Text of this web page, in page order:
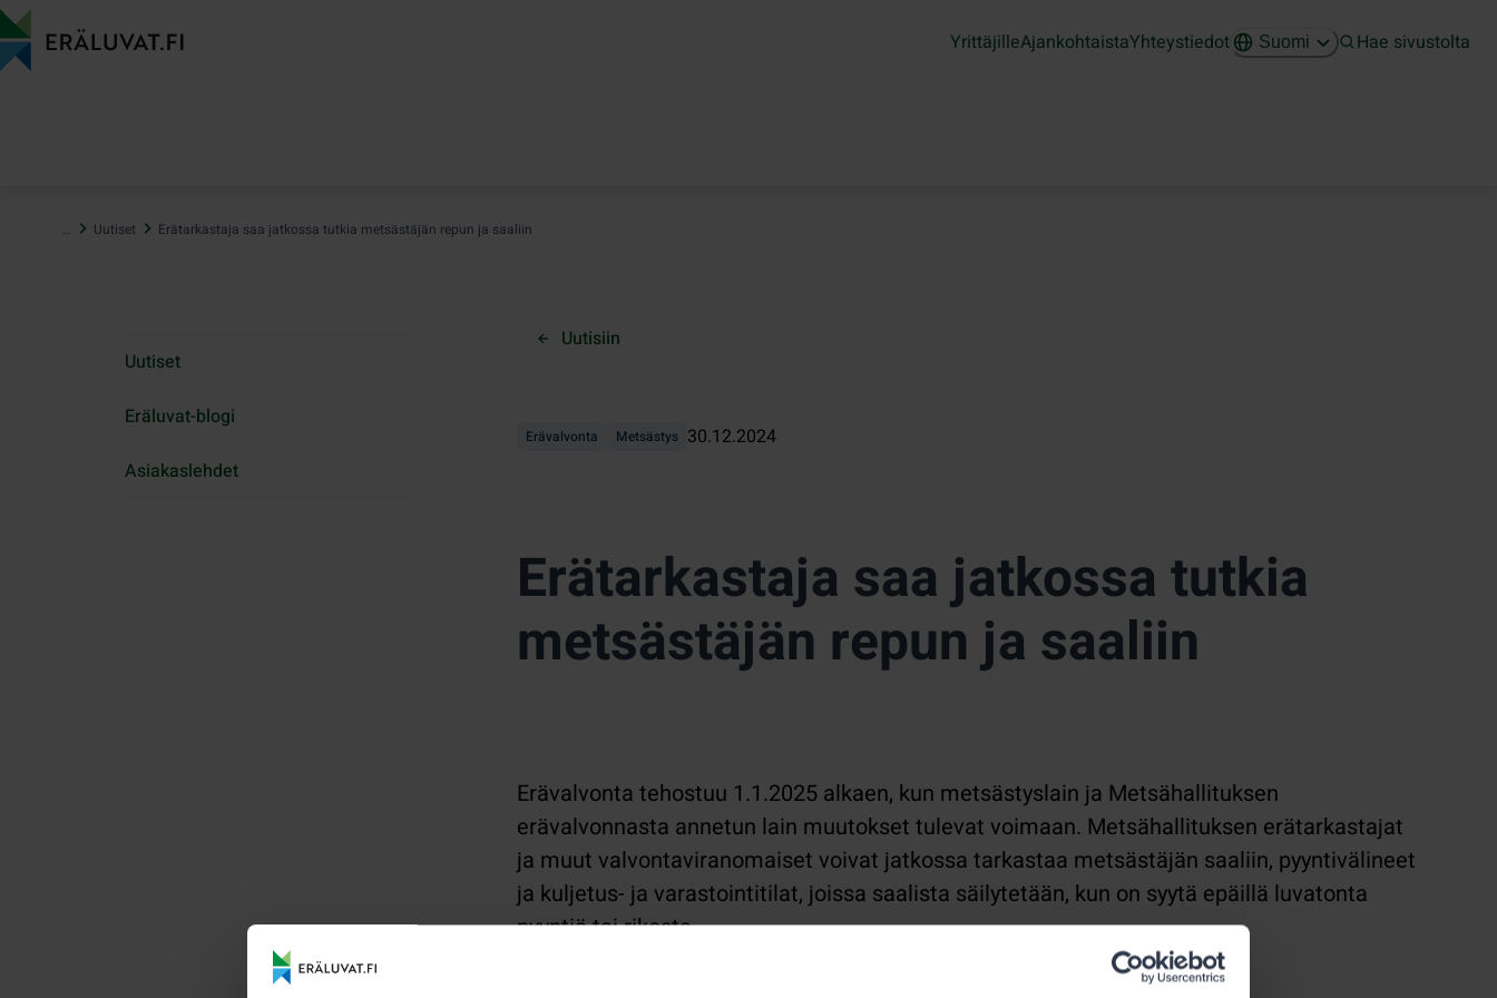
Hyppää
sisältöön
YrittäjilleAjankohtaistaYhteystiedot Suomi Hae sivustolta
… Uutiset Erätarkastaja saa jatkossa tutkia metsästäjän repun ja saaliin
Uutiset
Eräluvat-blogi
Asiakaslehdet
Uutisiin
Erävalvonta Metsästys 30.12.2024
Erätarkastaja saa jatkossa tutkia
metsästäjän repun ja saaliin
Erävalvonta tehostuu 1.1.2025 alkaen, kun metsästyslain ja Metsähallituksen
erävalvonnasta annetun lain muutokset tulevat voimaan. Metsähallituksen erätarkastajat
ja muut valvontaviranomaiset voivat jatkossa tarkastaa metsästäjän saaliin, pyyntivälineet
ja kuljetus- ja varastointitilat, joissa saalista säilytetään, kun on syytä epäillä luvatonta
pyyntiä tai rikosta.